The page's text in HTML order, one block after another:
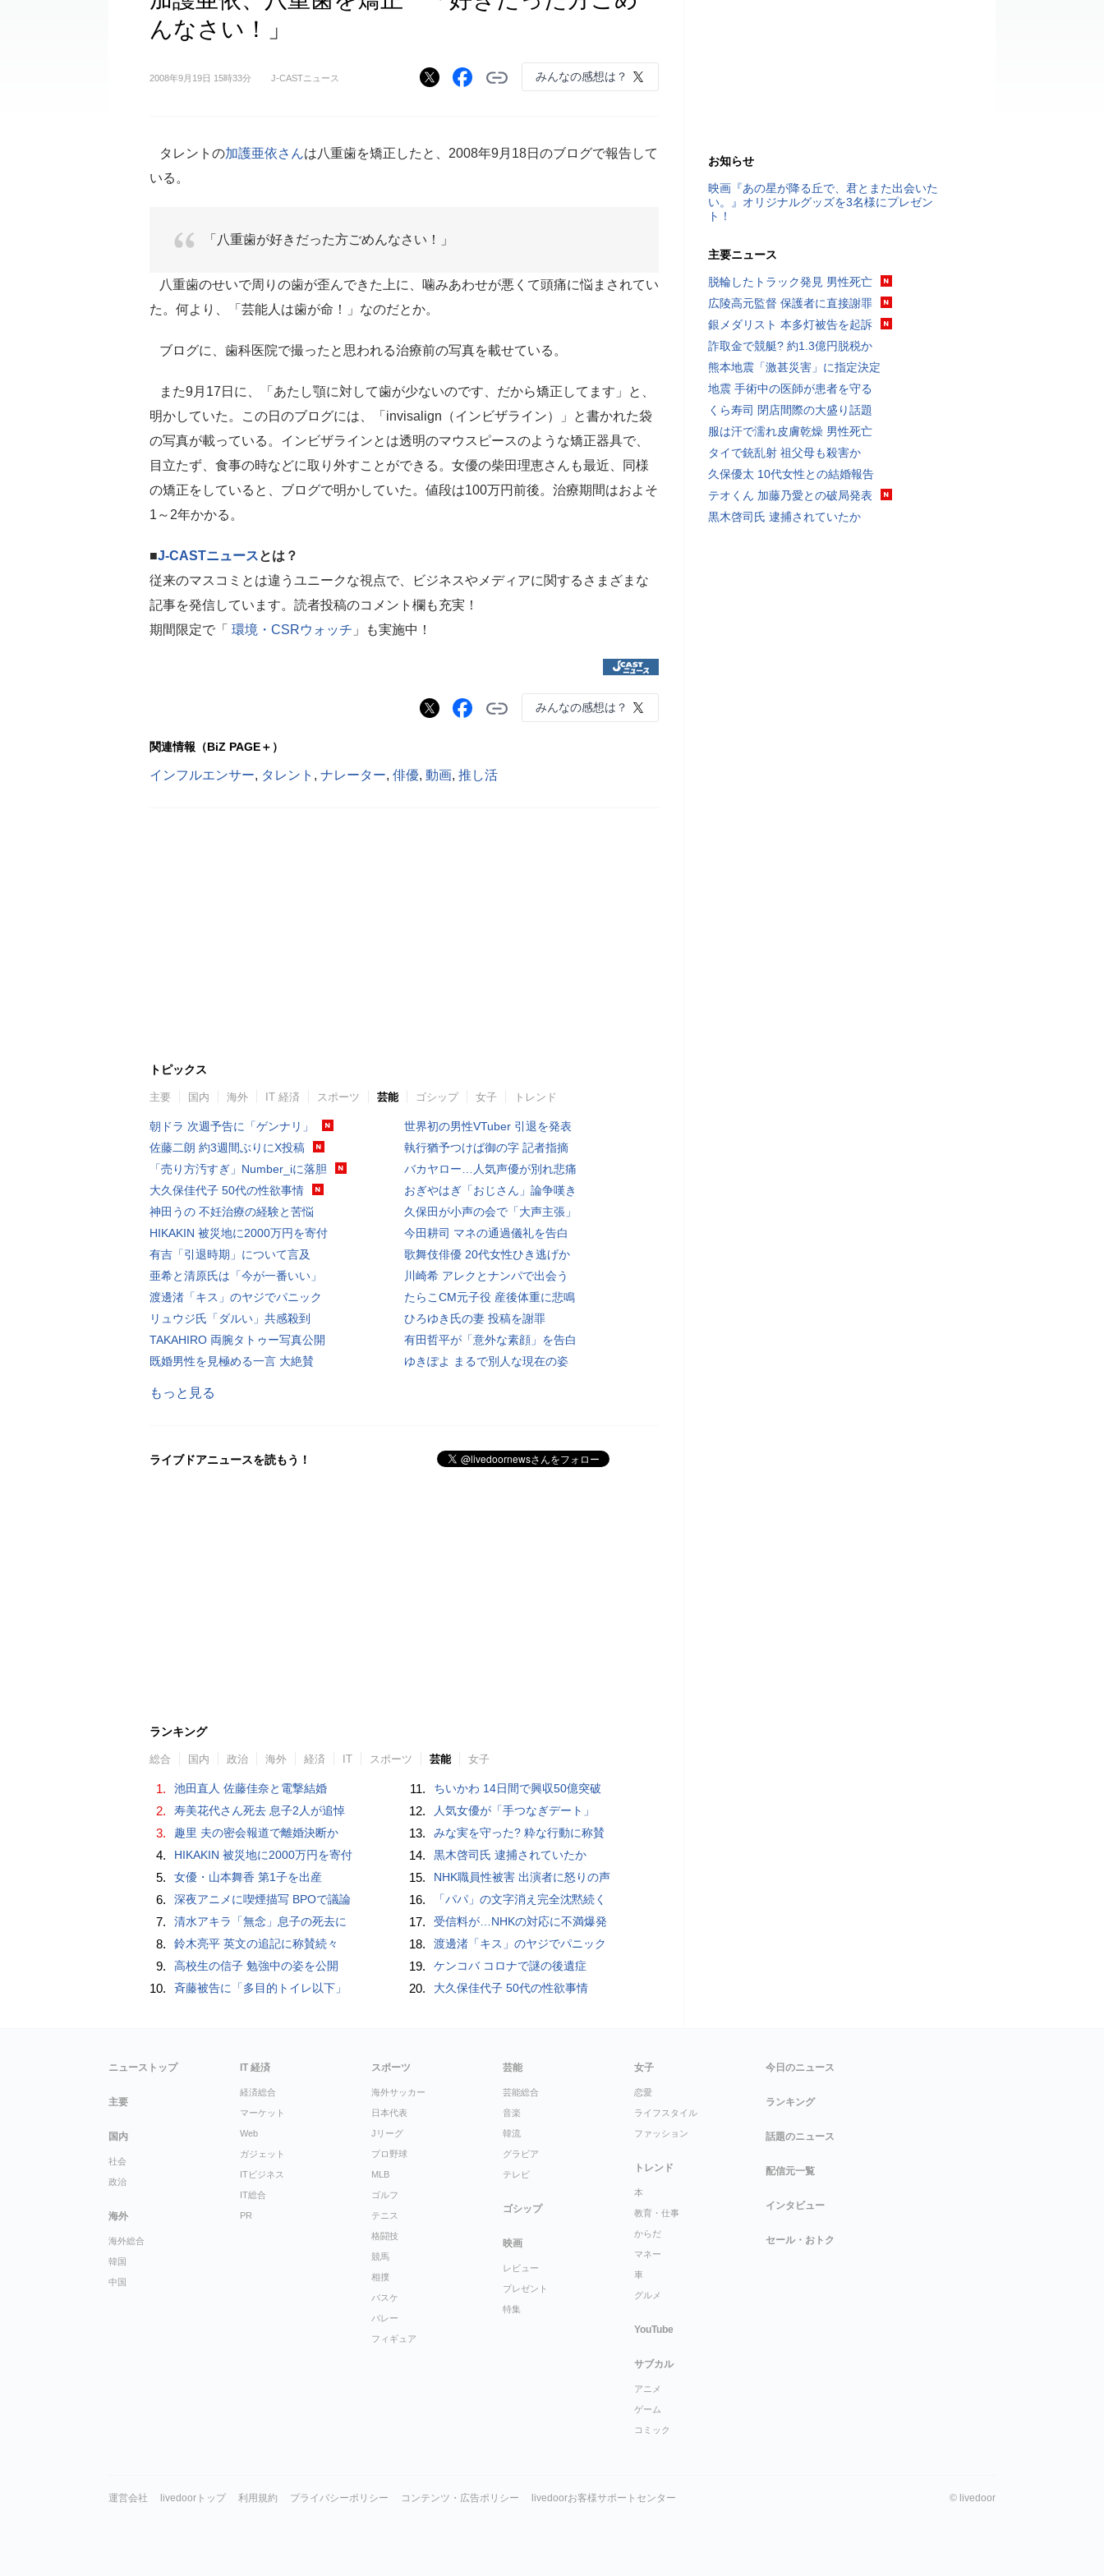
んなさい！」
2008年9月19日 15時33分 J-CASTニュース みんなの感想は？
タレントの加護亜依さんは八重歯を矯正したと、2008年9月18日のブログで報告して
いる。
「八重歯が好きだった方ごめんなさい！」
八重歯のせいで周りの歯が歪んできた上に、噛みあわせが悪くて頭痛に悩まされてい
た。何より、「芸能人は歯が命！」なのだとか。
ブログに、歯科医院で撮ったと思われる治療前の写真を載せている。
また9月17日に、「あたし顎に対して歯が少ないのです、だから矯正してます」と、
明かしていた。この日のブログには、「invisalign（インビザライン）」と書かれた袋
の写真が載っている。インビザラインとは透明のマウスピースのような矯正器具で、
目立たず、食事の時などに取り外すことができる。女優の柴田理恵さんも最近、同様
の矯正をしていると、ブログで明かしていた。値段は100万円前後。治療期間はおよそ
1～2年かかる。
■J-CASTニュースとは？
従来のマスコミとは違うユニークな視点で、ビジネスやメディアに関するさまざまな
記事を発信しています。読者投稿のコメント欄も充実！
期間限定で「 環境・CSRウォッチ 」も実施中！
みんなの感想は？
関連情報（BiZ PAGE＋）
インフルエンサー, タレント , ナレーター, 俳優, 動画, 推し活
トピックス
主要 国内 海外 IT 経済 スポーツ 芸能 ゴシップ 女子 トレンド
朝ドラ 次週予告に「ゲンナリ」
佐藤二朗 約3週間ぶりにX投稿
「売り方汚すぎ」Number_iに落胆
大久保佳代子 50代の性欲事情
神田うの 不妊治療の経験と苦悩
HIKAKIN 被災地に2000万円を寄付
有吉「引退時期」について言及
亜希と清原氏は「今が一番いい」
渡邊渚「キス」のヤジでパニック
リュウジ氏「ダルい」共感殺到
TAKAHIRO 両腕タトゥー写真公開
既婚男性を見極める一言 大絶賛
世界初の男性VTuber 引退を発表
執行猶予つけば御の字 記者指摘
バカヤロー…人気声優が別れ悲痛
おぎやはぎ「おじさん」論争嘆き
久保田が小声の会で「大声主張」
今田耕司 マネの通過儀礼を告白
歌舞伎俳優 20代女性ひき逃げか
川崎希 アレクとナンパで出会う
たらこCM元子役 産後体重に悲鳴
ひろゆき氏の妻 投稿を謝罪
有田哲平が「意外な素顔」を告白
ゆきぽよ まるで別人な現在の姿
もっと見る
ライブドアニュースを読もう！
ランキング
総合 国内 政治 海外 経済 IT スポーツ 芸能 女子
1. 池田直人 佐藤佳奈と電撃結婚
2. 寿美花代さん死去 息子2人が追悼
3. 趣里 夫の密会報道で離婚決断か
4. HIKAKIN 被災地に2000万円を寄付
5. 女優・山本舞香 第1子を出産
6. 深夜アニメに喫煙描写 BPOで議論
7. 清水アキラ「無念」息子の死去に
8. 鈴木亮平 英文の追記に称賛続々
9. 高校生の信子 勉強中の姿を公開
10. 斉藤被告に「多目的トイレ以下」
11. ちいかわ 14日間で興収50億突破
12. 人気女優が「手つなぎデート」
13. みな実を守った? 粋な行動に称賛
14. 黒木啓司氏 逮捕されていたか
15. NHK職員性被害 出演者に怒りの声
16. 「パパ」の文字消え完全沈黙続く
17. 受信料が…NHKの対応に不満爆発
18. 渡邊渚「キス」のヤジでパニック
19. ケンコバ コロナで謎の後遺症
20. 大久保佳代子 50代の性欲事情
お知らせ
映画『あの星が降る丘で、君とまた出会いた
い。』オリジナルグッズを3名様にプレゼン
ト！
主要ニュース
脱輪したトラック発見 男性死亡
広陵高元監督 保護者に直接謝罪
銀メダリスト 本多灯被告を起訴
詐取金で競艇? 約1.3億円脱税か
熊本地震「激甚災害」に指定決定
地震 手術中の医師が患者を守る
くら寿司 閉店間際の大盛り話題
服は汗で濡れ皮膚乾燥 男性死亡
タイで銃乱射 祖父母も殺害か
久保優太 10代女性との結婚報告
テオくん 加藤乃愛との破局発表
黒木啓司氏 逮捕されていたか
ニューストップ
主要
国内
社会
政治
海外
海外総合
韓国
中国
IT 経済
経済総合
マーケット
Web
ガジェット
ITビジネス
IT総合
PR
スポーツ
海外サッカー
日本代表
Jリーグ
プロ野球
MLB
ゴルフ
テニス
格闘技
競馬
相撲
バスケ
バレー
フィギュア
芸能
芸能総合
音楽
韓流
グラビア
テレビ
ゴシップ
映画
レビュー
プレゼント
特集
女子
恋愛
ライフスタイル
ファッション
トレンド
本
教育・仕事
からだ
マネー
車
グルメ
YouTube
サブカル
アニメ
ゲーム
コミック
今日のニュース
ランキング
話題のニュース
配信元一覧
インタビュー
セール・おトク
運営会社 livedoorトップ 利用規約 プライバシーポリシー コンテンツ・広告ポリシー livedoorお客様サポートセンター © livedoor